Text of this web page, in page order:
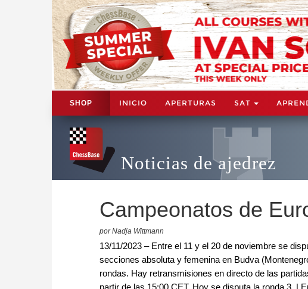
SHOP INICIO APERTURAS SAT
Noticias de ajedrez
Campeonatos de
por Nadja Wittmann
13/11/2023 – Entre el 11 y el 20 de noviembre se
secciones absoluta y femenina en Budva
rondas. Hay retransmisiones en directo de las
partir de las 15:00 CET. Hoy se disputa la ronda 3. |